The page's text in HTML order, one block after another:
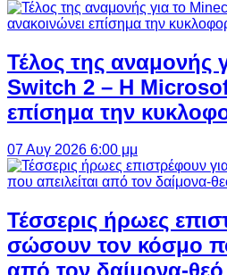
Τέλος της αναμονής
Switch 2 – Η
επίσημα την
07 Αυγ 2026 6:00 μμ
Τέσσερις ήρωες
σώσουν τον κόσμο